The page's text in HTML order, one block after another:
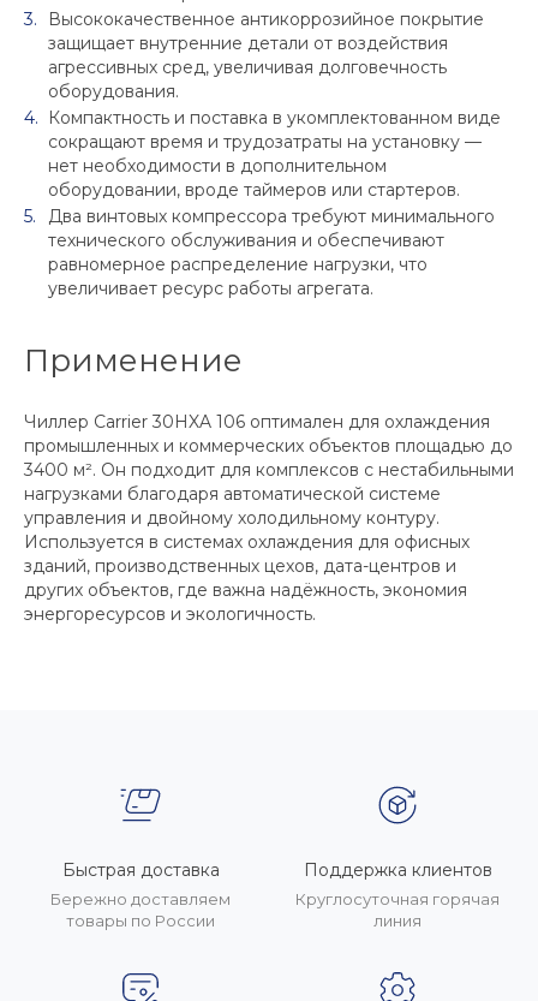
Высококачественное антикоррозийное покрытие
защищает внутренние детали от воздействия
агрессивных сред, увеличивая долговечность
оборудования.
Компактность и поставка в укомплектованном виде
сокращают время и трудозатраты на установку —
нет необходимости в дополнительном
оборудовании, вроде таймеров или стартеров.
Два винтовых компрессора требуют минимального
технического обслуживания и обеспечивают
равномерное распределение нагрузки, что
увеличивает ресурс работы агрегата.
Применение
Чиллер Carrier 30HXA 106 оптимален для охлаждения
промышленных и коммерческих объектов площадью до
3400 м². Он подходит для комплексов с нестабильными
нагрузками благодаря автоматической системе
управления и двойному холодильному контуру.
Используется в системах охлаждения для офисных
зданий, производственных цехов, дата-центров и
других объектов, где важна надёжность, экономия
энергоресурсов и экологичность.
Быстрая доставка
Бережно доставляем
товары по России
Поддержка клиентов
Круглосуточная горячая
линия